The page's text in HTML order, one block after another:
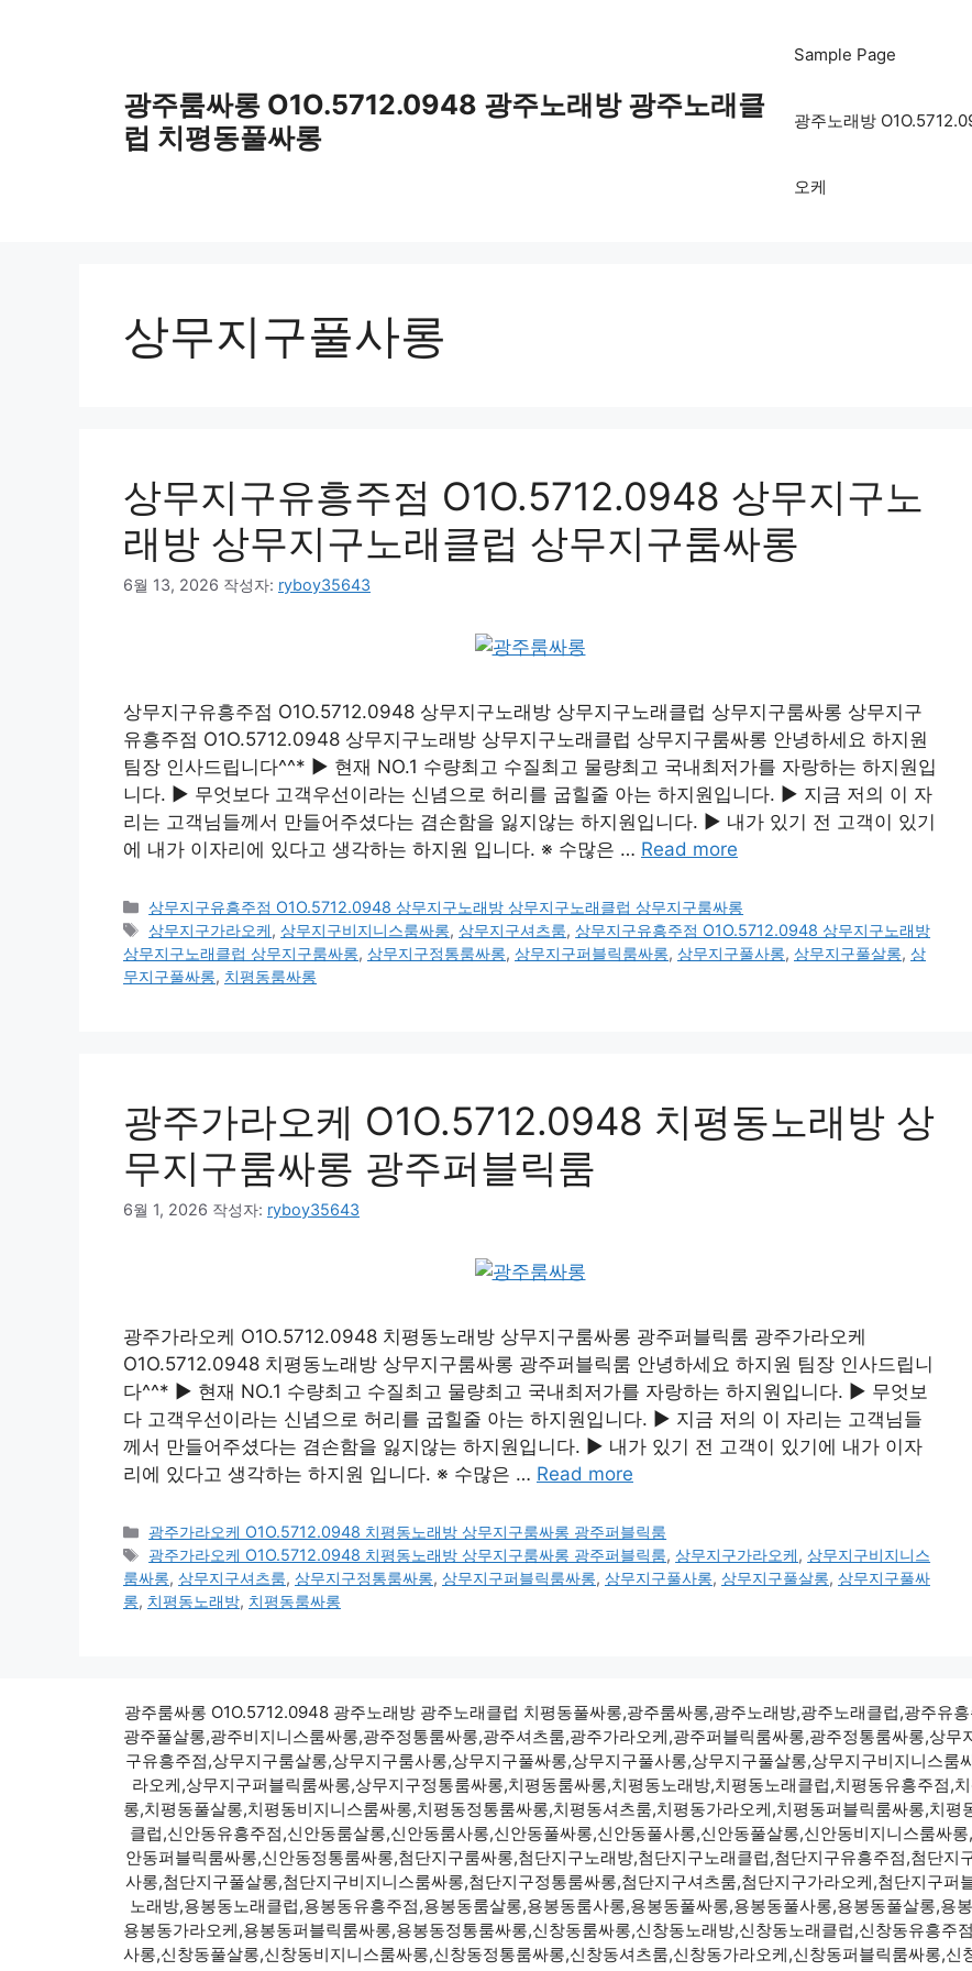
광주룸싸롱 O1O.5712.0948 광주노래방 광주노래클
럽 치평동풀싸롱
Sample Page
광주노래방
오케
상무지구풀사롱
상무지구유흥주점 O1O.5712.0948 상무지구노
래방 상무지구노래클럽 상무지구룸싸롱
6월 13, 2026 작성자: ryboy35643
상무지구유흥주점 O1O.5712.0948 상무지구노래방 상무지구노래클럽 상무지구룸싸롱 상무지구
유흥주점 O1O.5712.0948 상무지구노래방 상무지구노래클럽 상무지구룸싸롱 안녕하세요 하지원
팀장 인사드립니다^^* ▶ 현재 NO.1 수량최고 수질최고 물량최고 국내최저가를 자랑하는 하지원입
니다. ▶ 무엇보다 고객우선이라는 신념으로 허리를 굽힐줄 아는 하지원입니다. ▶ 지금 저의 이 자
리는 고객님들께서 만들어주셨다는 겸손함을 잃지않는 하지원입니다. ▶ 내가 있기 전 고객이 있기
에 내가 이자리에 있다고 생각하는 하지원 입니다. ※ 수많은 … Read more
카
테
고
리
상무지구유흥주점 O1O.5712.0948 상무지구노래방 상무지구노래클럽 상무지구룸싸롱
태
그
상무지구가라오케,상무지구비지니스룸싸롱,상무지구셔츠룸,상무지구유흥주점 O1O.5712.0948 상무지구노래방
상무지구노래클럽 상무지구룸싸롱, 상무지구정통룸싸롱, 상무지구퍼블릭룸싸롱, 상무지구풀사롱, 상무지구풀살롱, 상
무지구풀싸롱, 치평동룸싸롱
광주가라오케 O1O.5712.0948 치평동노래방 상
무지구룸싸롱 광주퍼블릭룸
6월 1, 2026 작성자: ryboy35643
광주가라오케 O1O.5712.0948 치평동노래방 상무지구룸싸롱 광주퍼블릭룸 광주가라오케
O1O.5712.0948 치평동노래방 상무지구룸싸롱 광주퍼블릭룸 안녕하세요 하지원 팀장 인사드립니
다^^* ▶ 현재 NO.1 수량최고 수질최고 물량최고 국내최저가를 자랑하는 하지원입니다. ▶ 무엇보
다 고객우선이라는 신념으로 허리를 굽힐줄 아는 하지원입니다. ▶ 지금 저의 이 자리는 고객님들
께서 만들어주셨다는 겸손함을 잃지않는 하지원입니다. ▶ 내가 있기 전 고객이 있기에 내가 이자
리에 있다고 생각하는 하지원 입니다. ※ 수많은 … Read more
카
테
고
리
광주가라오케 O1O.5712.0948 치평동노래방 상무지구룸싸롱 광주퍼블릭룸
태
그
광주가라오케 O1O.5712.0948 치평동노래방 상무지구룸싸롱 광주퍼블릭룸,상무지구가라오케,상무지구비지니스
룸싸롱, 상무지구셔츠룸, 상무지구정통룸싸롱, 상무지구퍼블릭룸싸롱, 상무지구풀사롱, 상무지구풀살롱, 상무지구풀싸
롱, 치평동노래방, 치평동룸싸롱
광주룸싸롱 O1O.5712.0948 광주노래방 광주노래클럽 치평동풀싸롱,광주룸싸롱,광주노래방,광주노래클럽,광주유
광주풀살롱,광주비지니스룸싸롱,광주정통룸싸롱,광주셔츠룸,광주가라오케,광주퍼블릭룸싸롱,광주정통룸싸롱,상
구유흥주점,상무지구룸살롱,상무지구룸사롱,상무지구풀싸롱,상무지구풀사롱,상무지구풀살롱,상무지구비지니스
라오케,상무지구퍼블릭룸싸롱,상무지구정통룸싸롱,치평동룸싸롱,치평동노래방,치평동노래클럽,치평동유흥주점,
롱,치평동풀살롱,치평동비지니스룸싸롱,치평동정통룸싸롱,치평동셔츠룸,치평동가라오케,치평동퍼블릭룸싸롱,치
클럽,신안동유흥주점,신안동룸살롱,신안동룸사롱,신안동풀싸롱,신안동풀사롱,신안동풀살롱,신안동비지니스룸싸
안동퍼블릭룸싸롱,신안동정통룸싸롱,첨단지구룸싸롱,첨단지구노래방,첨단지구노래클럽,첨단지구유흥주점,첨단
사롱,첨단지구풀살롱,첨단지구비지니스룸싸롱,첨단지구정통룸싸롱,첨단지구셔츠룸,첨단지구가라오케,첨단지구
노래방,용봉동노래클럽,용봉동유흥주점,용봉동룸살롱,용봉동룸사롱,용봉동풀싸롱,용봉동풀사롱,용봉동풀살롱,용
용봉동가라오케,용봉동퍼블릭룸싸롱,용봉동정통룸싸롱,신창동룸싸롱,신창동노래방,신창동노래클럽,신창동유흥주
사롱,신창동풀살롱,신창동비지니스룸싸롱,신창동정통룸싸롱,신창동셔츠룸,신창동가라오케,신창동퍼블릭룸싸롱,